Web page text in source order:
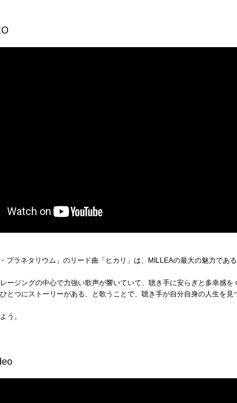
プラネタリウム」のリード曲「ヒカリ」は、MILLEAの最大の魅力であ
ージングの中心で力強い歌声が響いていて、聴き手に安らぎと多幸感を
とつにストーリーがある、と歌うことで、聴き手が自分自身の人生を
う。